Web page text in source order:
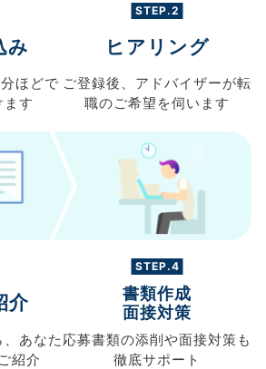
み
ほどで
ます
STEP.2
ヒアリング
ご登録後、 アドバイザーが転
職のご希望を伺います
介
あなた
ご紹介
STEP.4
書類作成
面接対策
応募書類の添削や面接対策も
徹底サポート